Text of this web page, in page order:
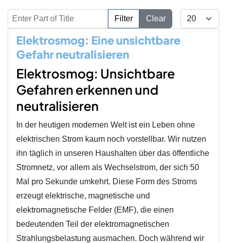
Enter Part of Title Filter Clear Display #
Elektrosmog: Eine unsichtbare
Gefahr neutralisieren
Elektrosmog: Unsichtbare
Gefahren erkennen und
neutralisieren
In der heutigen modernen Welt ist ein Leben ohne
elektrischen Strom kaum noch vorstellbar. Wir nutzen
ihn täglich in unseren Haushalten über das öffentliche
Stromnetz, vor allem als Wechselstrom, der sich 50
Mal pro Sekunde umkehrt. Diese Form des Stroms
erzeugt elektrische, magnetische und
elektromagnetische Felder (EMF), die einen
bedeutenden Teil der elektromagnetischen
Strahlungsbelastung ausmachen. Doch während wir